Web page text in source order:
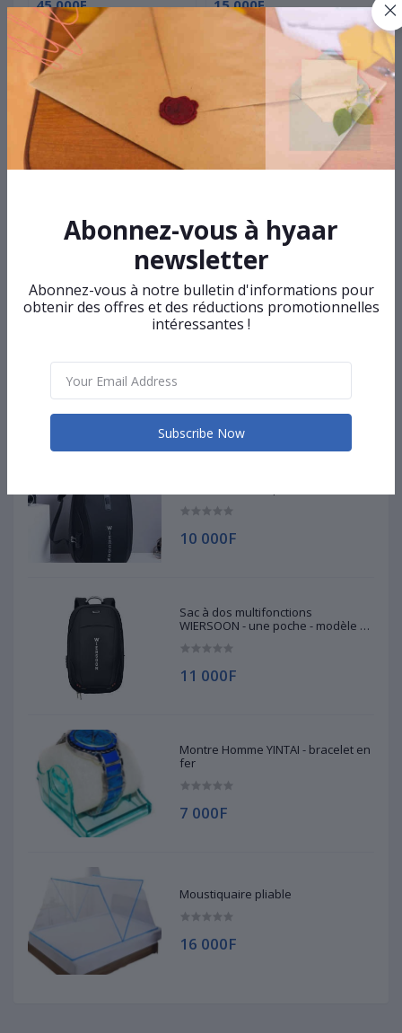
Top Selling Products
275 000F
18 000F
tablette
10 000F
Sac à dos multifonctions
WIERSOON - une poche - modèle 2 -
tablette
11 000F
Montre Homme YINTAI - bracelet en
fer
7 000F
Moustiquaire pliable
16 000F
45 000F
Machine à café - Marque
NASCO
15 000F
Bouilloire électrique en
verre - Marque decakila -
Abonnez-vous à hyaar
newsletter
Abonnez-vous à notre bulletin d'informations pour
obtenir des offres et des réductions promotionnelles
intéressantes !
Subscribe Now